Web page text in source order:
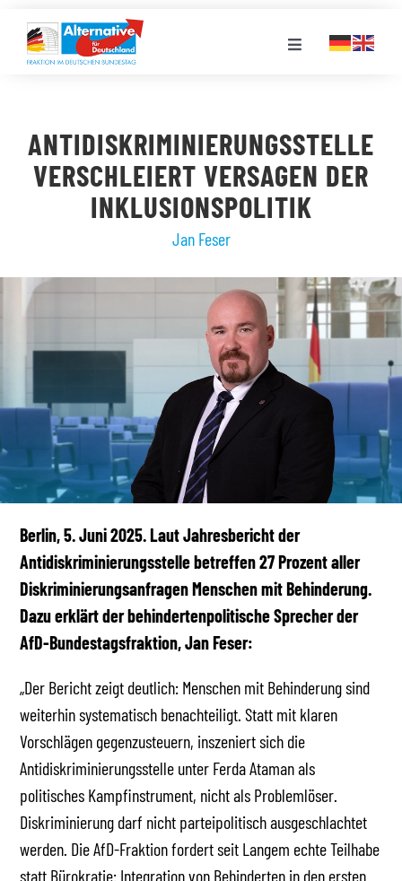
Inhalt
springen
Toggle
LANDESGRUPPEN
VERANSTALTUNGEN
PRESSE
MEDIATHEK
ANTIDISKRIMINIERUNGSSTELLE
VERSCHLEIERT VERSAGEN DER
INKLUSIONSPOLITIK
Jan Feser
Berlin, 5. Juni 2025. Laut Jahresbericht der
Antidiskriminierungsstelle betreffen 27 Prozent aller
Diskriminierungsanfragen Menschen mit Behinderung.
Dazu erklärt der behindertenpolitische Sprecher der
AfD-Bundestagsfraktion, Jan Feser:
„Der Bericht zeigt deutlich: Menschen mit Behinderung sind
weiterhin systematisch benachteiligt. Statt mit klaren
Vorschlägen gegenzusteuern, inszeniert sich die
Antidiskriminierungsstelle unter Ferda Ataman als
politisches Kampfinstrument, nicht als Problemlöser.
Diskriminierung darf nicht parteipolitisch ausgeschlachtet
werden. Die AfD-Fraktion fordert seit Langem echte Teilhabe
statt Bürokratie: Integration von Behinderten in den ersten